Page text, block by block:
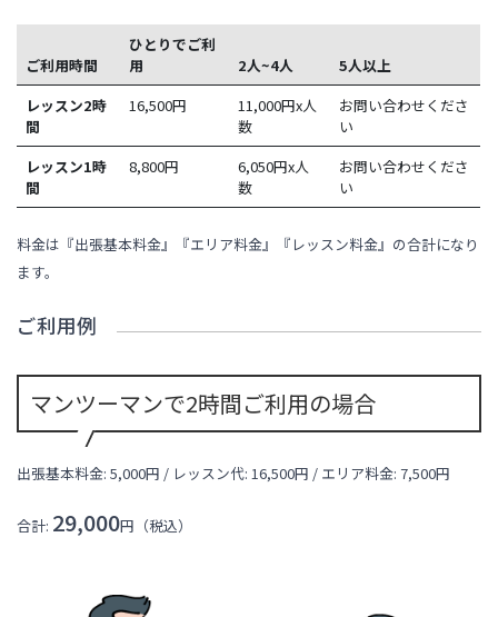
ご利用時間
ひとりでご利
用
2人~4人
5人以上
レッスン2時
間
16,500円
11,000円x人
数
お問い合わせくださ
い
レッスン1時
間
8,800円
6,050円x人
数
お問い合わせくださ
い
料金は『出張基本料金』『エリア料金』『レッスン料金』の合計になり
ます。
ご利用例
マンツーマンで2時間ご利用の場合
出張基本料金: 5,000円 / レッスン代: 16,500円 / エリア料金: 7,500円
合計: 29,000円（税込）